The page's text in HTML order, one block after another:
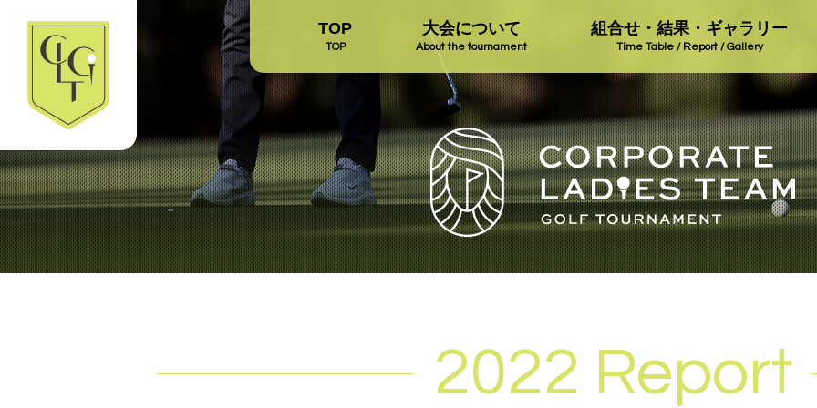
TOP
TOP
大会について
About the tournament
組合せ・結果・ギャラリー
Time Table / Report / Gallery
2022 Report